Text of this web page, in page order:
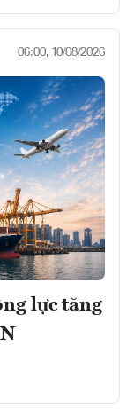
06:00, 10/08/2026
lực tăng